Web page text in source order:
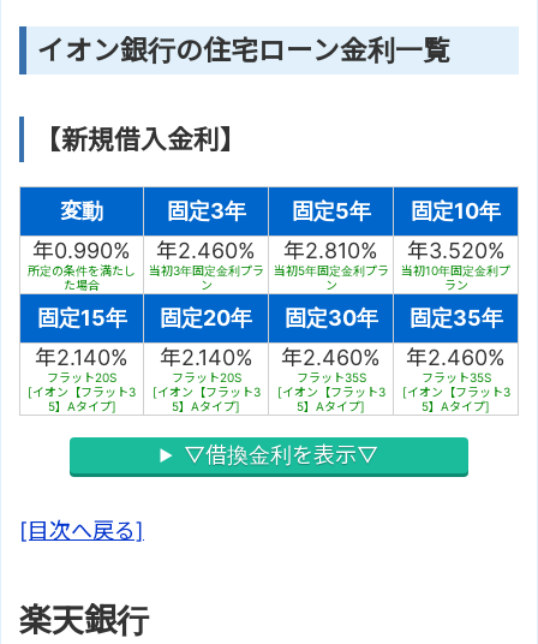
イオン銀行の住宅ローン金利一覧
【新規借入金利】
変動 固定3年 固定5年
固定10年
年0.990%
所定の条件を満たし
た場合
年2.460%
当初3年固定金利プラ
ン
年2.810%
当初5年固定金利プラ
ン
年3.520%
当初10年固定金利プ
ラン
固定15年 固定20年 固定30年
固定35年
年2.140%
フラット20S
[イオン【フラット3
5】Aタイプ]
年2.140%
フラット20S
[イオン【フラット3
5】Aタイプ]
年2.460%
フラット35S
[イオン【フラット3
5】Aタイプ]
年2.460%
フラット35S
[イオン【フラット3
5】Aタイプ]
▽借換金利を表示▽
[目次へ戻る]
楽天銀行